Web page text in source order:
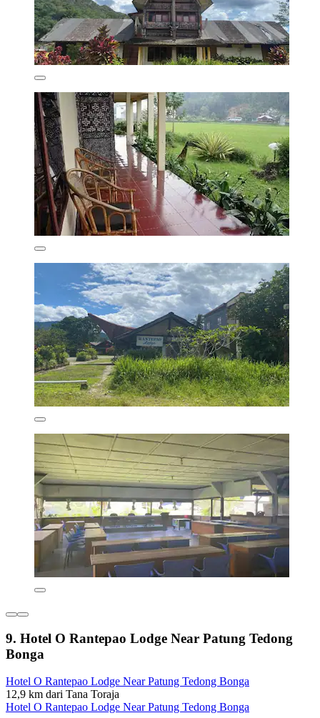
9. Hotel O Rantepao Lodge Near Patung Tedong
Bonga
Hotel O Rantepao Lodge Near Patung Tedong Bonga
12,9 km dari Tana Toraja
Hotel O Rantepao Lodge Near Patung Tedong Bonga